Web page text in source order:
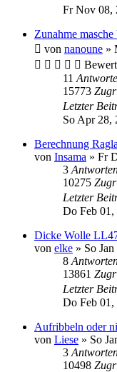
Fr Nov 08,
Zunahme
von nanoune »
11
15773
Letzter
So Apr 28,
Berechnung
von Insama » Fr
3
10275
Letzter
Do Feb 01,
Dicke Wolle
von elke » So
8
13861
Letzter
Do Feb 01,
Aufribbeln oder
von Liese » So
3
10498